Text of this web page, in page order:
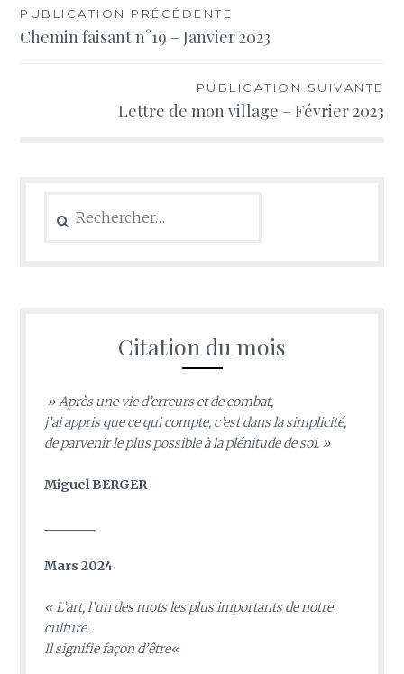
Navigation
de
PUBLICATION PRÉCÉDENTE
Chemin faisant n°19 – Janvier 2023
PUBLICATION SUIVANTE
Lettre de mon village – Février 2023
Citation du mois
» Après une vie d’erreurs et de combat,
j’ai appris que ce qui compte, c’est dans la simplicité,
de parvenir le plus possible à la plénitude de soi. »
Miguel BERGER
Mars 2024
«L’art, l’un des mots les plus importants de notre
culture.
Il signifie façon d’être«